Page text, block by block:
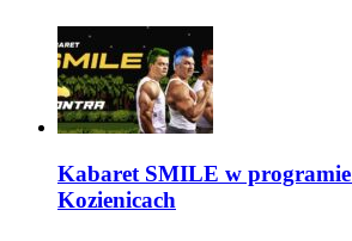
Kabaret SMILE w
Kozienicach